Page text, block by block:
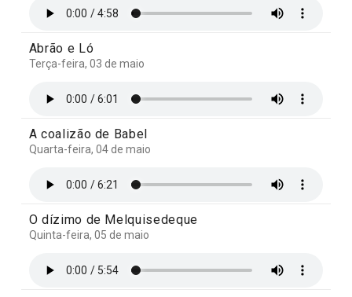
Abrão e Ló
Terça-feira, 03 de maio
A coalizão de Babel
Quarta-feira, 04 de maio
O dízimo de Melquisedeque
Quinta-feira, 05 de maio